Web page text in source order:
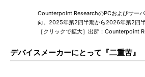
Counterpoint ResearchのPCおよびサー
向。2025年第2四半期から2026年第2四
［クリックで拡大］出所：Counterpoint
デバイスメーカーにとって『二重苦』